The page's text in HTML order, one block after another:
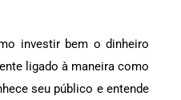
investir bem o dinheiro
ligado à maneira como
seu público e entende